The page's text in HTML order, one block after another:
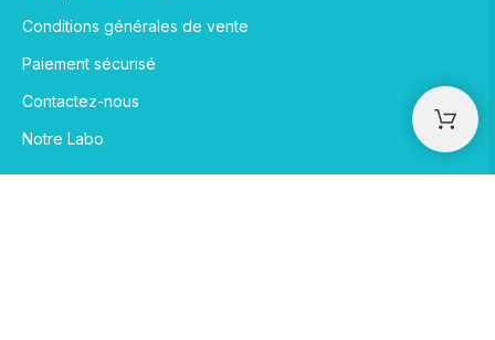
Conditions générales de vente
Paiement sécurisé
Contactez-nous
Notre Labo